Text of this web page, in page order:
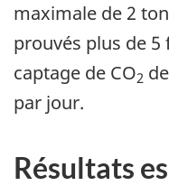
maximale de 2
prouvés plus de
captage de CO2
par jour.
Résultats